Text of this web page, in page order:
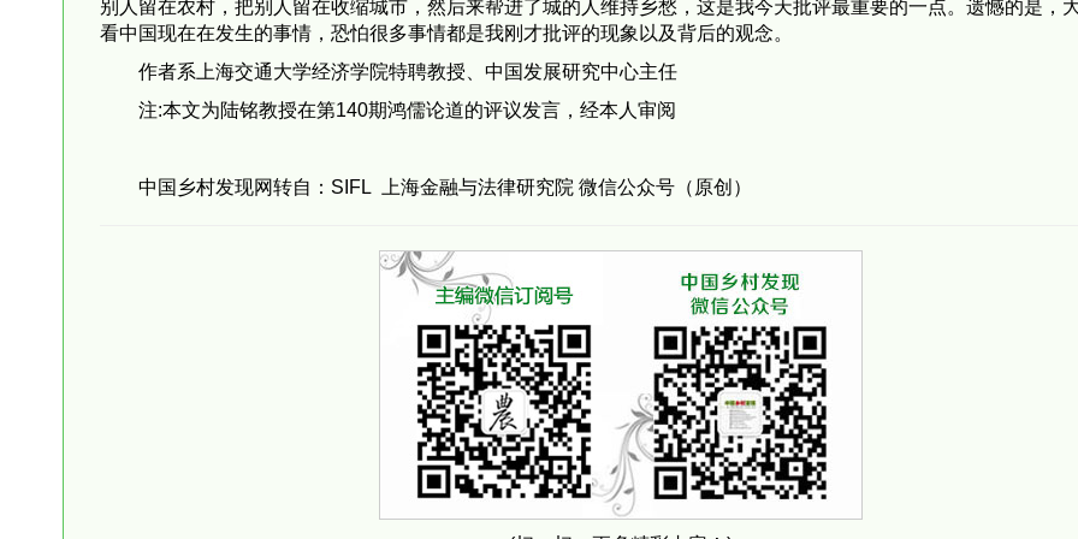
别人留在农村，把别人留在收缩城市，然后来帮进了城的人维持乡愁，这是我今天批评最重要的一点。遗憾的是，
看中国现在在发生的事情，恐怕很多事情都是我刚才批评的现象以及背后的观念。
作者系上海交通大学经济学院特聘教授、中国发展研究中心主任
注:本文为陆铭教授在第140期鸿儒论道的评议发言，经本人审阅
中国乡村发现网转自：SIFL 上海金融与法律研究院 微信公众号（原创）